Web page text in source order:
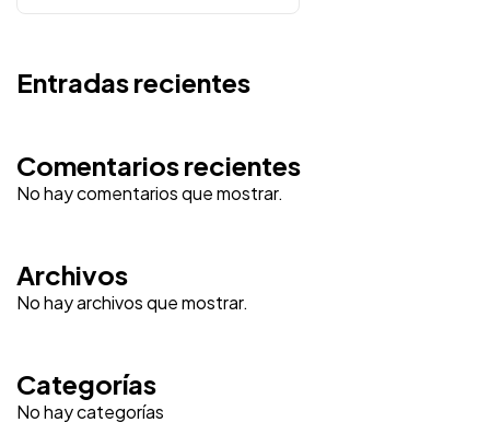
Entradas recientes
Comentarios recientes
No hay comentarios que mostrar.
Archivos
No hay archivos que mostrar.
Categorías
No hay categorías
¿Tens un
EN MENT?